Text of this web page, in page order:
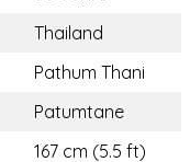
Thailand
Pathum Thani
Patumtane
167 cm (5.5 ft)